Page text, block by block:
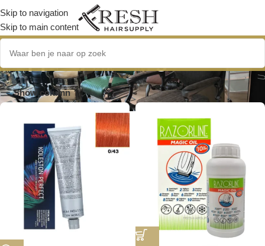
Skip to navigation
Skip to main content
Kappersbenodigdheden
Show column